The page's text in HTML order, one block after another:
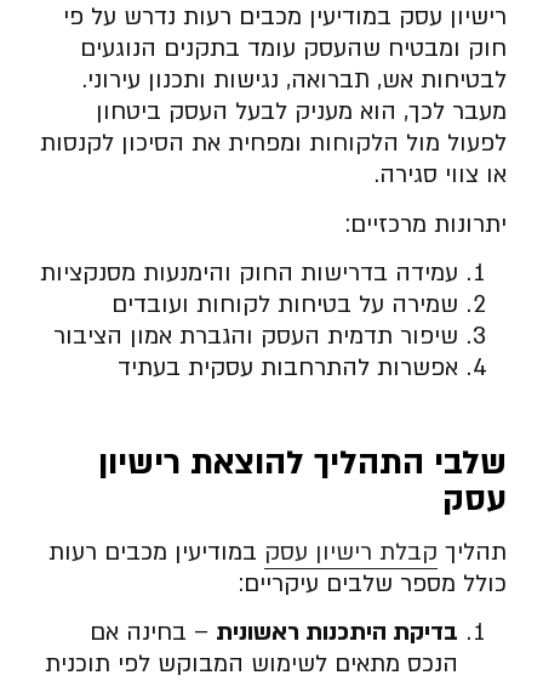
רישיון עסק במודיעין מכבים רעות נדרש על פי
חוק ומבטיח שהעסק עומד בתקנים הנוגעים
לבטיחות אש, תברואה, נגישות ותכנון עירוני.
מעבר לכך, הוא מעניק לבעל העסק ביטחון
לפעול מול הלקוחות ומפחית את הסיכון לקנסות
או צווי סגירה.
יתרונות מרכזיים:
עמידה בדרישות החוק והימנעות מסנקציות
שמירה על בטיחות לקוחות ועובדים
שיפור תדמית העסק והגברת אמון הציבור
אפשרות להתרחבות עסקית בעתיד
שלבי התהליך להוצאת רישיון
עסק
תהליך קבלת רישיון עסק במודיעין מכבים רעות
כולל מספר שלבים עיקריים:
בדיקת היתכנות ראשונית – בחינה אם
הנכס מתאים לשימוש המבוקש לפי תוכנית